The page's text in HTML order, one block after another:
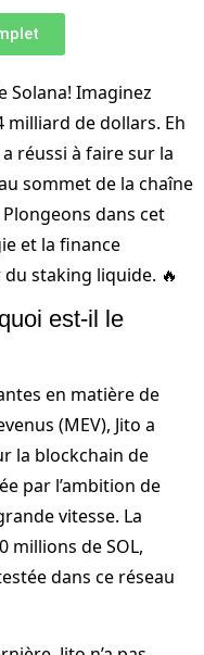
Solana! Imaginez
milliard de dollars. Eh
a réussi à faire sur la
sommet de la chaîne
dans cet
et la finance
staking liquide. 🔥
est-il le
en matière de
(MEV), Jito a
la blockchain de
par l’ambition de
vitesse. La
millions de SOL,
dans ce réseau